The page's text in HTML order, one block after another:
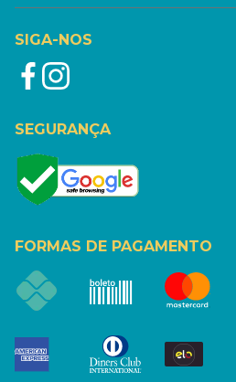
SIGA-NOS
SEGURANÇA
FORMAS DE PAGAMENTO